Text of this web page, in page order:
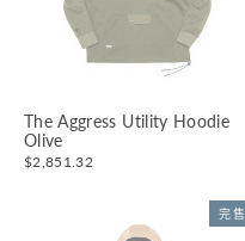
The Aggress Utility Hoodie
Olive
$2,851.32
完售